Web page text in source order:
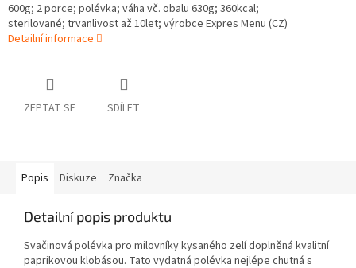
600g; 2 porce; polévka; váha vč. obalu 630g; 360kcal;
sterilované; trvanlivost až 10let; výrobce Expres Menu (CZ)
Detailní informace
ZEPTAT SE SDÍLET
Popis Diskuze Značka
Detailní popis produktu
Svačinová polévka pro milovníky kysaného zelí doplněná kvalitní
paprikovou klobásou. Tato vydatná polévka nejlépe chutná s